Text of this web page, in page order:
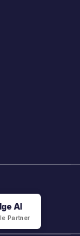
AI
Partner